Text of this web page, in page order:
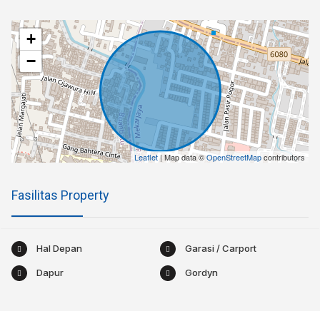
+
−
Leaflet| Map data ©OpenStreetMapcontributors
Fasilitas Property
Hal Depan Garasi / Carport
Dapur Gordyn